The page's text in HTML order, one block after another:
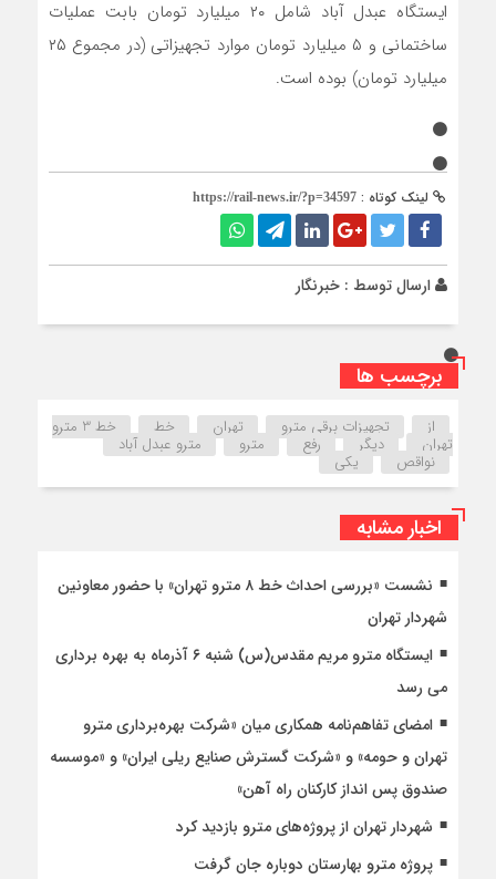
ایستگاه عبدل آباد شامل ۲۰ میلیارد تومان بابت عملیات
ساختمانی و ۵ میلیارد تومان موارد تجهیزاتی (در مجموع ۲۵
میلیارد تومان) بوده است.
لینک کوتاه : https://rail-news.ir/?p=34597
ارسال توسط : خبرنگار
برچسب ها
از تجهیزات برقی مترو تهران خط خط 3 مترو
تهران دیگر رفع مترو مترو عبدل آباد
نواقص یکی
اخبار مشابه
نشست «بررسی احداث خط ۸ مترو تهران» با حضور معاونین
شهردار تهران
ایستگاه مترو مریم مقدس(س) شنبه ۶ آذرماه به بهره برداری
می رسد
امضای تفاهم‌نامه همکاری میان «شرکت بهره‌برداری مترو
تهران و حومه» و «شرکت گسترش صنایع ریلی ایران» و «موسسه
صندوق پس انداز کارکنان راه آهن»
شهردار تهران از پروژه‌های مترو بازدید کرد
پروژه مترو بهارستان دوباره جان گرفت